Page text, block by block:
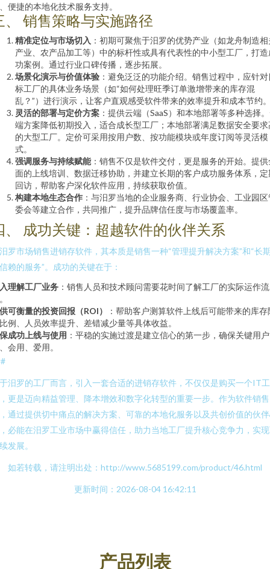
便捷的本地化技术服务支持。
、 销售策略与实施路径
精准定位与市场切入 ：初期可聚焦于汨罗的优势产业（如龙舟制造
产业、农产品加工等）中的标杆性或具有代表性的中小型工厂，打造
功案例。通过行业口碑传播，逐步拓展。
场景化演示与价值体验 ：避免泛泛的功能介绍。销售过程中，应针
标工厂的具体业务场景（如“如何处理旺季订单激增带来的库存混
乱？”）进行演示，让客户直观感受软件带来的效率提升和成本节约
灵活的部署与定价方案 ：提供云端（SaaS）和本地部署等多种选择
端方案降低初期投入，适合成长型工厂；本地部署满足数据安全要求
的大型工厂。定价可采用按用户数、按功能模块或年度订阅等灵活模
式。
强调服务与持续赋能：销售不仅是软件交付，更是服务的开始。提供
面的上线培训、数据迁移协助，并建立长期的客户成功服务体系，定
回访，帮助客户深化软件应用，持续获取价值。
构建本地生态合作 ：与汨罗当地的企业服务商、行业协会、工业园
委会等建立合作，共同推广，提升品牌信任度与市场覆盖率。
、 成功关键：超越软件的伙伴关系
罗市场销售进销存软件，其本质是销售一种“管理提升解决方案”和“长
赖的服务”。成功的关键在于：
理解工厂业务 ：销售人员和技术顾问需要花时间了解工厂的实际运作流
可衡量的投资回报（ROI）
：帮助客户测算软件上线后可能带来的库存
例、人员效率提升、差错减少量等具体收益。
成功上线与使用 ：平稳的实施过渡是建立信心的第一步，确保关键用
会用、爱用。
汨罗的工厂而言，引入一套合适的进销存软件，不仅仅是购买一个IT工
更是迈向精益管理、降本增效和数字化转型的重要一步。作为软件销售
通过提供切中痛点的解决方案、可靠的本地化服务以及共创价值的伙
必能在汨罗工业市场中赢得信任，助力当地工厂提升核心竞争力，实
发展。
如若转载，请注明出处：http://www.5685199.com/product/46.html
更新时间：2026-08-04 16:42:11
产品列表